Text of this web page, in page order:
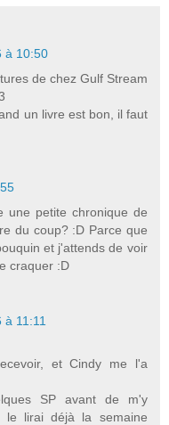
à 10:50
de chez Gulf Stream
un livre est bon, il faut
une petite chronique de
du coup? :D Parce que
et j'attends de voir
craquer :D
11:11
et Cindy me l'a
SP avant de m'y
le lirai déjà la semaine